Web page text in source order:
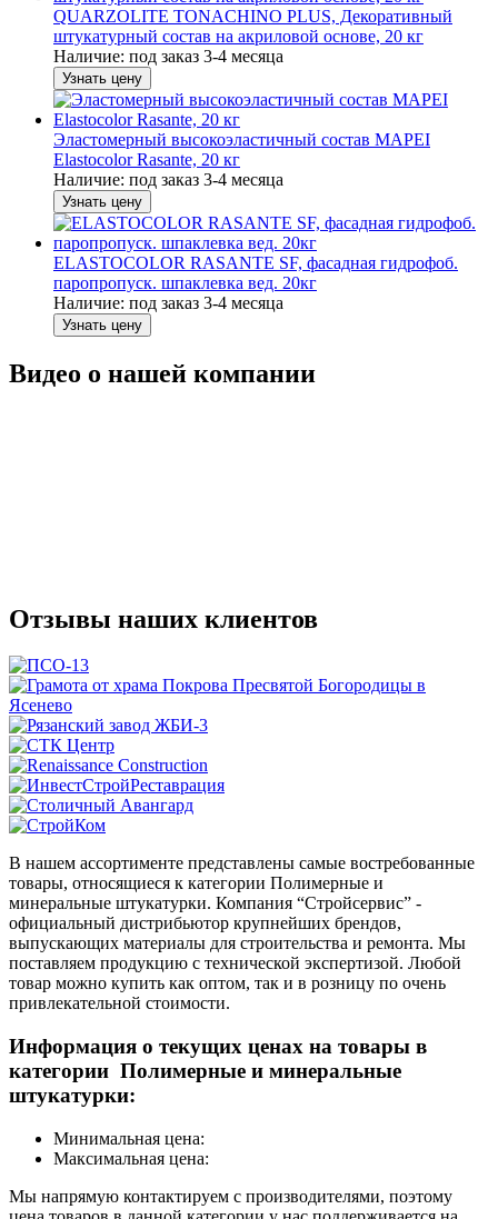
QUARZOLITE TONACHINO PLUS, Декоративный
штукатурный состав на акриловой основе, 20 кг
Наличие: под заказ 3-4 месяца
Узнать цену
Эластомерный высокоэластичный состав MAPEI
Elastocolor Rasante, 20 кг
Наличие: под заказ 3-4 месяца
Узнать цену
ELASTOCOLOR RASANTE SF, фасадная гидрофоб.
паропропуск. шпаклевка вед. 20кг
Наличие: под заказ 3-4 месяца
Узнать цену
Видео о нашей компании
Отзывы наших клиентов
В нашем ассортименте представлены самые востребованные
товары, относящиеся к категории Полимерные и
минеральные штукатурки. Компания “Стройсервис” -
официальный дистрибьютор крупнейших брендов,
выпускающих материалы для строительства и ремонта. Мы
поставляем продукцию с технической экспертизой. Любой
товар можно купить как оптом, так и в розницу по очень
привлекательной стоимости.
Информация о текущих ценах на товары в
категории Полимерные и минеральные
штукатурки:
Минимальная цена:
Максимальная цена:
Мы напрямую контактируем с производителями, поэтому